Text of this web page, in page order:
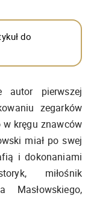
do
autor pierwszej
zegarków
kręgu znawców
miał po swej
i dokonaniami
miłośnik